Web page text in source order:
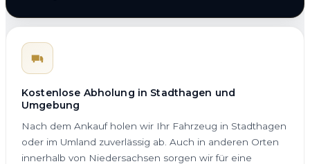
Kostenlose Abholung in Stadthagen und
Umgebung
Nach dem Ankauf holen wir Ihr Fahrzeug in Stadthagen
oder im Umland zuverlässig ab. Auch in anderen Orten
innerhalb von Niedersachsen sorgen wir für eine